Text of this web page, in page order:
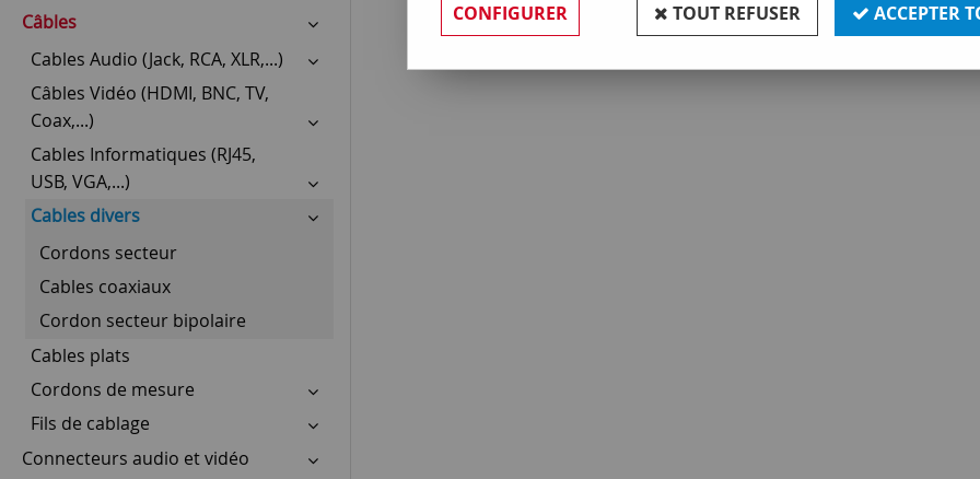
Câbles
Cables Audio (Jack, RCA, XLR,...)
Câbles Vidéo (HDMI, BNC, TV,
Coax,...)
Cables Informatiques (RJ45,
USB, VGA,...)
Cables divers
Cordons secteur
Cables coaxiaux
Cordon secteur bipolaire
Cables plats
Cordons de mesure
Fils de cablage
Connecteurs audio et vidéo
CONFIGURER TOUT REFUSER ACCEPTER